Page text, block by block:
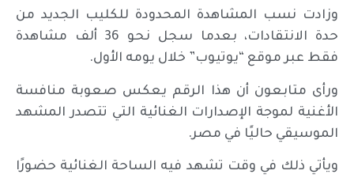
وزادت نسب المشاهدة المحدودة للكليب الجديد من
حدة الانتقادات، بعدما سجل نحو 36 ألف مشاهدة
فقط عبر موقع “يوتيوب” خلال يومه الأول.
ورأى متابعون أن هذا الرقم يعكس صعوبة منافسة
الأغنية لموجة الإصدارات الغنائية التي تتصدر المشهد
الموسيقي حاليًا في مصر.
ويأتي ذلك في وقت تشهد فيه الساحة الغنائية حضورًا